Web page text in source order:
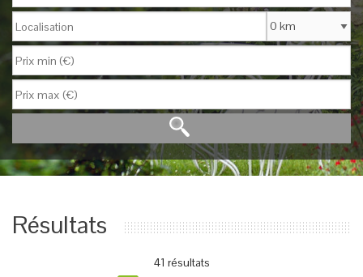
Résultats
41 résultats